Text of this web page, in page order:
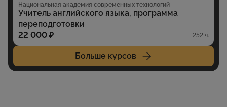
Национальная академия современных технологий
Учитель английского языка, программа
переподготовки
22 000 ₽
252 ч.
Больше курсов